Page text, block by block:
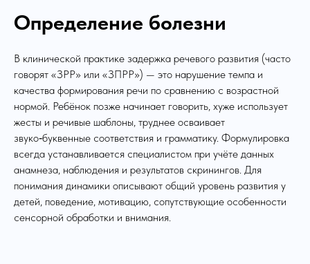
Определение болезни
В клинической практике задержка речевого развития (часто
говорят «ЗРР» или «ЗПРР») — это нарушение темпа и
качества формирования речи по сравнению с возрастной
нормой. Ребёнок позже начинает говорить, хуже использует
жесты и речивые шаблоны, труднее осваивает
звуко‑буквенные соответствия и грамматику. Формулировка
всегда устанавливается специалистом при учёте данных
анамнеза, наблюдения и результатов скринингов. Для
понимания динамики описывают общий уровень развития у
детей, поведение, мотивацию, сопутствующие особенности
сенсорной обработки и внимания.